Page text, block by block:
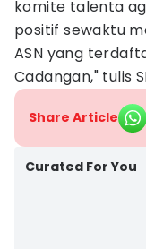
komite talenta
positif sewaktu
ASN yang
Cadangan," tulis
Share Article
Curated For You